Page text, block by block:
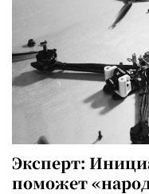
Эксперт:
поможет